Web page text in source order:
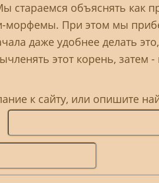
стараемся объяснять как
морфемы. При этом мы
даже удобнее делать
этот корень,
к сайту, или опишите